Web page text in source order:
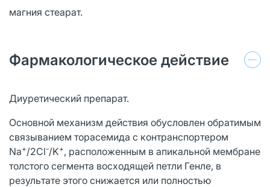
магния стеарат.
Фармакологическое действие
Диуретический препарат.
Основной механизм действия обусловлен обратимым
связыванием торасемида с контранспортером
Na+/2Cl-/K+, расположенным в апикальной мембране
толстого сегмента восходящей петли Генле, в
результате этого снижается или полностью